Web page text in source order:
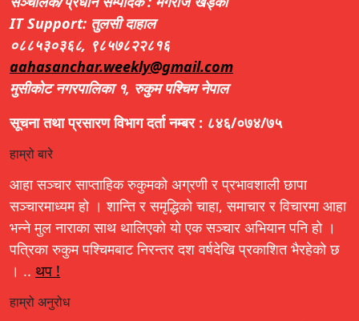
IT Support: तुलसी दाहाल
०८८५३०३६८, ९८५७८२२८१६
aahasanchar.weekly@gmail.com
मुसीकोट नगरपालिका १, रुकुम पश्चिम नेपाल
सूचना तथा प्रसारण विभाग दर्ता नम्बर : ८४६/०७४/७५
हाम्रो बारे
आहा सञ्चार साप्ताहिक रुकुमको अग्रणी र प्रभावशाली छापा
सञ्चारमाध्यम हो । शान्ति र समृद्धिको चाहा, समाचार र विचारमा आहा
भन्ने मुल नाराका साथ थालिएको यो एक सञ्चार अभियान पनि हो ।
पत्रिका रुकुम पश्चिमबाट निरन्तर दश वर्षदेखि प्रकाशित भैरहेको छ
। .. थप !
हाम्रो अनुरोध